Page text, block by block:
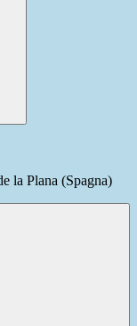
la Plana (Spagna)